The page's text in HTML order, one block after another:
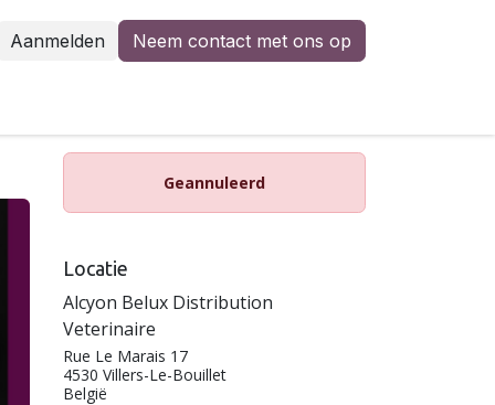
Aanmelden Neem contact met ons op
Geannuleerd
Locatie
Alcyon Belux Distribution
Veterinaire
Rue Le Marais 17
4530 Villers-Le-Bouillet
België